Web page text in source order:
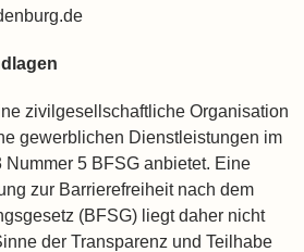
zivilgesellschaftliche Organisation
gewerblichen Dienstleistungen im
Nummer 5 BFSG anbietet. Eine
zur Barrierefreiheit nach dem
(BFSG) liegt daher nicht
der Transparenz und Teilhabe